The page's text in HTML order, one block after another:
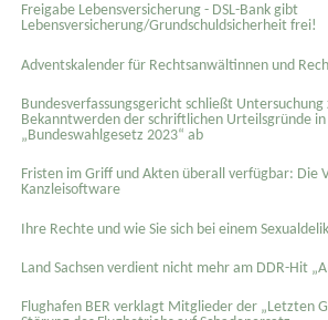
Freigabe Lebensversicherung - DSL-Bank gibt
Lebensversicherung/Grundschuldsicherheit frei!
Adventskalender für Rechtsanwältinnen und
Bundesverfassungsgericht schließt
Bekanntwerden der schriftlichen Urteilsgründe in
„Bundeswahlgesetz 2023“ ab
Fristen im Griff und Akten überall verfügbar: Die
Kanzleisoftware
Ihre Rechte und wie Sie sich bei einem
Land Sachsen verdient nicht mehr am DDR-Hit
Flughafen BER verklagt Mitglieder der „Letzten